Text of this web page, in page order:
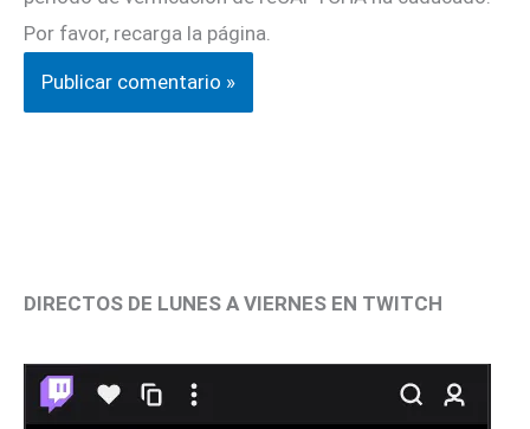
Por favor, recarga la página.
DIRECTOS DE LUNES A VIERNES EN TWITCH